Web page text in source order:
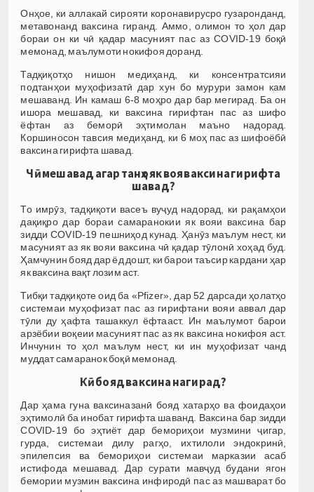
Онҳое, ки аллакай сирояти коронавирусро гузаронданд,
метавонанд ваксина гиранд. Аммо, олимон то ҳол дар
бораи он ки чӣ қадар масуният пас аз COVID-19 боқӣ
мемонад, маълумоти нокифоя доранд.
Тадқиқотҳо нишон медиҳанд, ки консентратсияи
подтанҳои муҳофизатӣ дар хун бо мурури замон кам
мешаванд. Ин камаш 6-8 моҳро дар бар мегирад. Ба он
ишора мешавад, ки ваксина гирифтан пас аз шифо
ёфтан аз беморӣ эҳтимолан маъно надорад.
Коршиносон тавсия медиҳанд, ки 6 моҳ пас аз шифоёбӣ
ваксина гирифта шавад.
Чӣ мешавад агар танҳо як воя ваксина гирифта
шавад?
То имрӯз, тадқиқоти васеъ вуҷуд надорад, ки рақамҳои
дақиқро дар бораи самаранокии як вояи ваксина бар
зидди COVID-19 пешниҳод кунад. Ҳанӯз маълум нест, ки
масуният аз як вояи ваксина чӣ қадар тӯлонӣ хоҳад буд.
Ҳамчунин бояд дар ёд дошт, ки барои таъсир кардани ҳар
як ваксина вақт лозим аст.
Тибқи тадқиқоте оид ба «Pfizer», дар 52 дарсади ҳолатҳо
системаи муҳофизат пас аз гирифтани вояи аввал дар
тӯли ду ҳафта ташаккул ёфтааст. Ин маълумот барои
арзёбии воқеии масуният пас аз як ваксина нокифоя аст.
Инчунин то ҳол маълум нест, ки ин муҳофизат чанд
муддат самаранок боқӣ мемонад.
Кӣ бояд ваксина нагирад?
Дар ҳама гуна ваксиназанӣ бояд хатарҳо ва фоидаҳои
эҳтимолӣ ба инобат гирифта шаванд. Ваксина бар зидди
COVID-19 бо эҳтиёт дар бемориҳои музмини ҷигар,
гурда, системаи дилу рагҳо, ихтилоли эндокринӣ,
эпилепсия ва бемориҳои системаи марказии асаб
истифода мешавад. Дар сурати мавҷуд будани ягон
бемории музмин ваксина инфиродӣ пас аз машварат бо